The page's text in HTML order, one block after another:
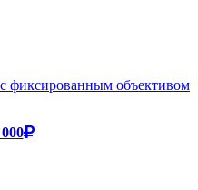
фиксированным объективом